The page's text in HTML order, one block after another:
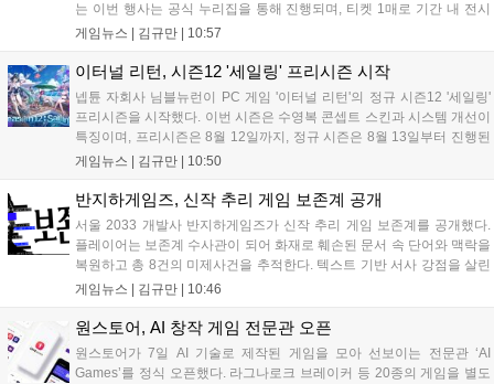
는 이번 행사는 공식 누리집을 통해 진행되며, 티켓 1매로 기간 내 전시
작을 제한 없이 체험할 수 있습니다. 일반 및 루키 부문 등 다양한 인디게
세계 누구나 참여 가능한 이번 행사는 역대 최대 규모로 열려 인디게임
생태계 확장에 기여할 전망입니다....
게임뉴스 | 김규만 10:57
이터널 리턴, 시즌12 '세일링' 프리시즌 시작
넵튠 자회사 님블뉴런이 PC 게임 '이터널 리턴'의 정규 시즌12 '세일링'
프리시즌을 시작했다. 이번 시즌은 수영복 콘셉트 스킨과 시스템 개선이
특징이며, 프리시즌은 8월 12일까지, 정규 시즌은 8월 13일부터 진행된
다. 실험체 관찰일지 추가와 후반부 전략 강화를 위한 다중 크로노 스피
대를 모으고 있다....
게임뉴스 | 김규만 10:50
반지하게임즈, 신작 추리 게임 보존계 공개
서울 2033 개발사 반지하게임즈가 신작 추리 게임 보존계를 공개했다.
플레이어는 보존계 수사관이 되어 화재로 훼손된 문서 속 단어와 맥락을
복원하고 총 8건의 미제사건을 추적한다. 텍스트 기반 서사 강점을 살린
이번 게임은 정보 조합과 사건 재구성이 핵심이며, 현재 스팀 상점 페이
개발에 박차를 가하고 있다....
게임뉴스 | 김규만 10:46
원스토어, AI 창작 게임 전문관 오픈
원스토어가 7일 AI 기술로 제작된 게임을 모아 선보이는 전문관 ‘AI
Games’를 정식 오픈했다. 라그나로크 브레이커 등 20종의 게임을 별도